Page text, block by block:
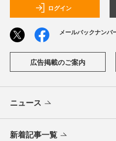
ログイン
メールバックナンバ
広告掲載のご案内
ニュース
新着記事一覧